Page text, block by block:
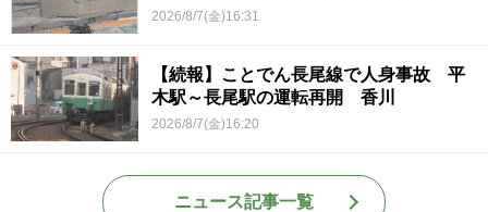
2026/8/7(金)16:31
【続報】ことでん長尾線で人身事故 平
木駅～長尾駅の運転再開 香川
2026/8/7(金)16:20
ニュース記事一覧